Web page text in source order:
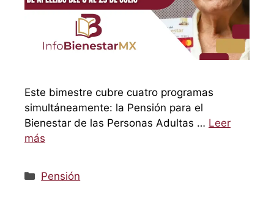
Este bimestre cubre cuatro programas
simultáneamente: la Pensión para el
Bienestar de las Personas Adultas … Leer
más
Categorías
Pensión